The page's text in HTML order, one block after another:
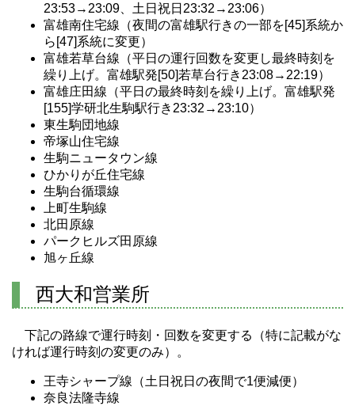
23:53→23:09、土日祝日23:32→23:06）
富雄南住宅線（夜間の富雄駅行きの一部を[45]系統か
ら[47]系統に変更）
富雄若草台線（平日の運行回数を変更し最終時刻を
繰り上げ。富雄駅発[50]若草台行き23:08→22:19）
富雄庄田線（平日の最終時刻を繰り上げ。富雄駅発
[155]学研北生駒駅行き23:32→23:10）
東生駒団地線
帝塚山住宅線
生駒ニュータウン線
ひかりが丘住宅線
生駒台循環線
上町生駒線
北田原線
パークヒルズ田原線
旭ヶ丘線
西大和営業所
下記の路線で運行時刻・回数を変更する（特に記載がな
ければ運行時刻の変更のみ）。
王寺シャープ線（土日祝日の夜間で1便減便）
奈良法隆寺線